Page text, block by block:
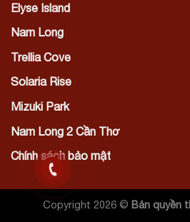
Elyse Island
Nam Long
Trellia Cove
Solaria Rise
Mizuki Park
Nam Long 2 Cần Thơ
Chính sách bảo mật
Copyright 2026 © Bản quyền